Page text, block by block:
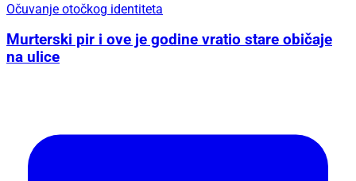
Očuvanje otočkog identiteta
Murterski pir i ove je godine vratio stare običaje
na ulice